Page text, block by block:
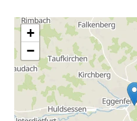
+
−